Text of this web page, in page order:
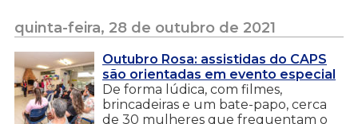
quinta-feira, 28 de outubro de 2021
Outubro Rosa: assistidas do CAPS
são orientadas em evento especial
De forma lúdica, com filmes,
brincadeiras e um bate-papo, cerca
de 30 mulheres que frequentam o